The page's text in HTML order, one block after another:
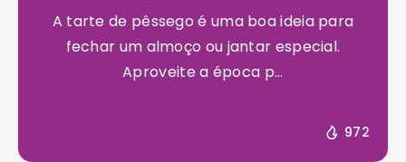
A tarte de pêssego é uma boa ideia para
fechar um almoço ou jantar especial.
Aproveite a época p...
972